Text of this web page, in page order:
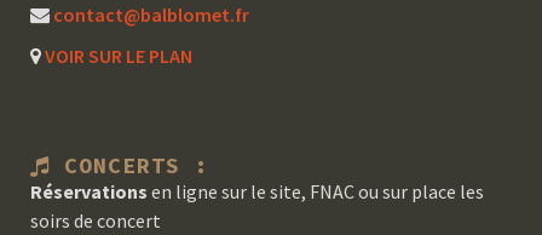
contact@balblomet.fr
VOIR SUR LE PLAN
CONCERTS :
Réservations en ligne sur le site, FNAC ou sur place les
soirs de concert